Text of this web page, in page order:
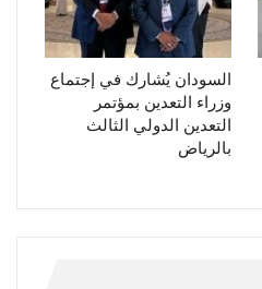
السودان يُشارك في إجتماع
وزراء التعدين بمؤتمر
التعدين الدولي الثالث
بالرياض